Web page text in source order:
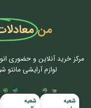
من
مرکز خرید آنلاین و حضوری
لوازم آرایشی
شعبه
شعبه